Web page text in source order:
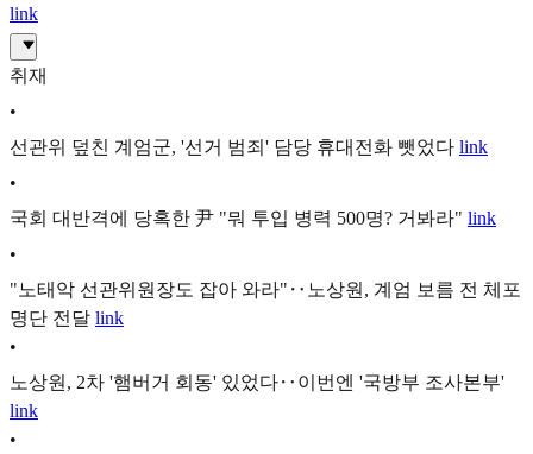
link
취재
•
선관위 덮친 계엄군, '선거 범죄' 담당 휴대전화 뺏었다 link
•
국회 대반격에 당혹한 尹 "뭐 투입 병력 500명? 거봐라" link
•
"노태악 선관위원장도 잡아 와라"‥노상원, 계엄 보름 전 체포
명단 전달 link
•
노상원, 2차 '햄버거 회동' 있었다‥이번엔 '국방부 조사본부'
link
•